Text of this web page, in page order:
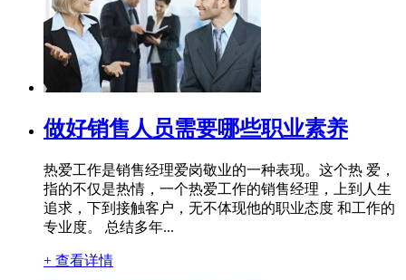
做好销售人员需要哪些职业素养
热爱工作是销售经理爱岗敬业的一种表现。这个热 爱，
指的不仅是热情，一个热爱工作的销售经理，上到人生
追求，下到接触客户，无不体现他的职业态度 和工作的
专业度。 总结多年...
+ 查看详情